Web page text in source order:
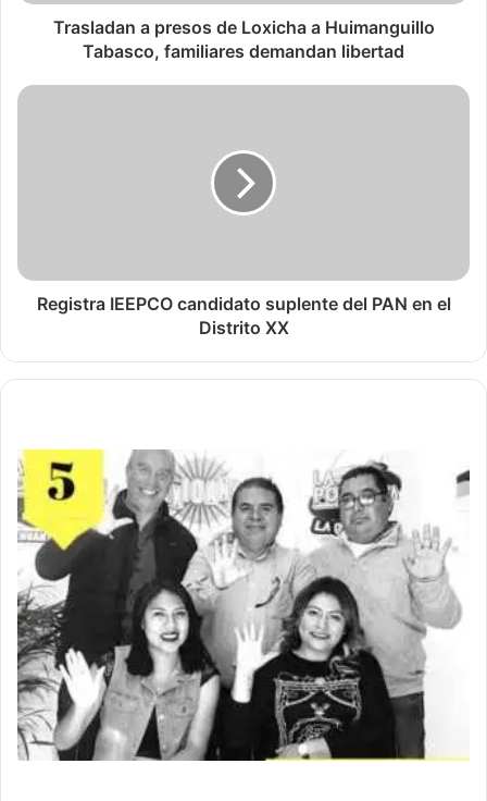
Trasladan a presos de Loxicha a Huimanguillo
Tabasco, familiares demandan libertad
Registra IEEPCO candidato suplente del PAN en el
Distrito XX